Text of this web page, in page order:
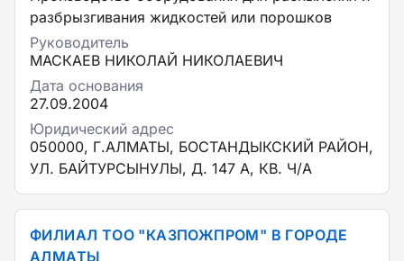
разбрызгивания жидкостей или порошков
Руководитель
МАСКАЕВ НИКОЛАЙ НИКОЛАЕВИЧ
Дата основания
27.09.2004
Юридический адрес
050000, Г.АЛМАТЫ, БОСТАНДЫКСКИЙ РАЙОН,
УЛ. БАЙТУРСЫНУЛЫ, Д. 147 А, КВ. Ч/А
ФИЛИАЛ ТОО "КАЗПОЖПРОМ" В ГОРОДЕ
АЛМАТЫ